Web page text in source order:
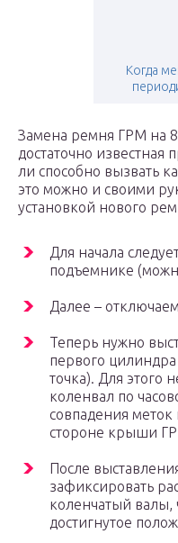
Когда
Замена ремня ГРМ на
достаточно известная
ли способно вызвать
это можно и своими
установкой нового
Для начала
подъемнике
Далее –
Теперь нужно
первого
точка). Для этого
коленвал по
совпадения
стороне крыши
После
зафиксировать
коленчатый
достигнутое